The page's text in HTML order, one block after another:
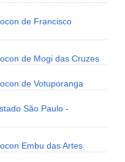
de Francisco
de Mogi das Cruzes
de Votuporanga
São Paulo -
Embu das Artes